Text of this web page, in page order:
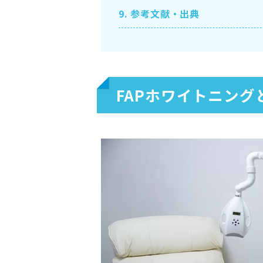
9. 参考文献・出典
FAPホワイトニング